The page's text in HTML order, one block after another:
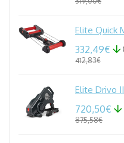
Elite Quick
332,49€
412,83€
Elite Drivo II
720,50€
875,58€